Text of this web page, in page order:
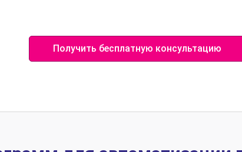
Получить бесплатную консультацию